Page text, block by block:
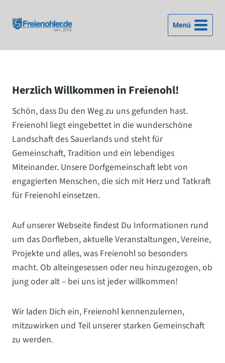
Inhalt
springen
Menü
Herzlich Willkommen in Freienohl!
Schön, dass Du den Weg zu uns gefunden hast.
Freienohl liegt eingebettet in die wunderschöne
Landschaft des Sauerlands und steht für
Gemeinschaft, Tradition und ein lebendiges
Miteinander. Unsere Dorfgemeinschaft lebt von
engagierten Menschen, die sich mit Herz und Tatkraft
für Freienohl einsetzen.
Auf unserer Webseite findest Du Informationen rund
um das Dorfleben, aktuelle Veranstaltungen, Vereine,
Projekte und alles, was Freienohl so besonders
macht. Ob alteingesessen oder neu hinzugezogen, ob
jung oder alt – bei uns ist jeder willkommen!
Wir laden Dich ein, Freienohl kennenzulernen,
mitzuwirken und Teil unserer starken Gemeinschaft
zu werden.